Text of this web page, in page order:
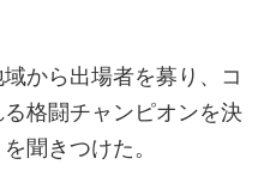
から出場者を募り、コ
格闘チャンピオンを決
聞きつけた。